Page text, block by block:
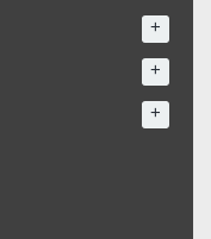
+
+
+